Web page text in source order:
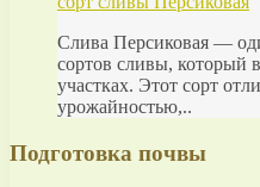
Слива Персиковая —
сортов сливы, который
участках. Этот сорт
урожайностью,..
Подготовка почвы